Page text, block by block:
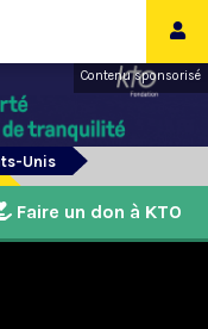
Contenu sponsorisé
Unis
Faire un don à KTO